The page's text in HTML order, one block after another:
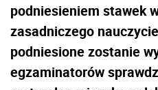
podniesieniem stawek
zasadniczego
podniesione zostanie
egzaminatorów